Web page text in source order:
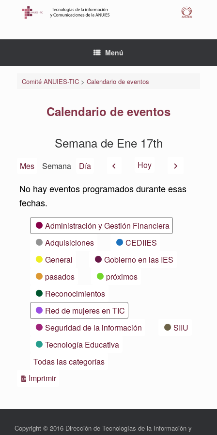
Menú
Comité ANUIES-TIC> Calendario de eventos
Calendario de eventos
Semana de Ene 17th
Mes Semana Día AnteriorHoy Siguiente
No hay eventos programados durante esas
fechas.
CategoríasAdministración y Gestión Financiera
Adquisiciones
CEDIIES
General
Gobierno en las IES
pasados
próximos
Reconocimientos
Red de mujeres en TIC
Seguridad de la información
SIIU
Tecnología Educativa
Todas las categorías
ImprimirVistas
Copyright © 2016 Dirección de Tecnologías de la Información y